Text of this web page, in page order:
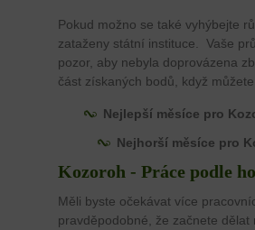
Pokud možno se také vyhýbejte
zataženy státní instituce. Vaše
pozor, aby nebyla doprovázena
část získaných bodů, když
Nejlepší měsíce pro
Nejhorší měsíce pro
Kozoroh - Práce podle
Měli byste očekávat více
pravděpodobné, že začnete